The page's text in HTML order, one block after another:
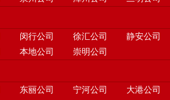
闵行公司 徐汇公司 静安公司
本地公司 崇明公司
东丽公司 宁河公司 大港公司